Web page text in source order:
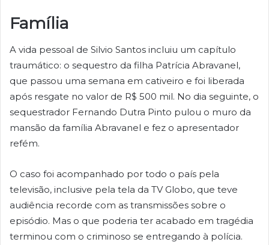
Família
A vida pessoal de Silvio Santos incluiu um capítulo
traumático: o sequestro da filha Patrícia Abravanel,
que passou uma semana em cativeiro e foi liberada
após resgate no valor de R$ 500 mil. No dia seguinte, o
sequestrador Fernando Dutra Pinto pulou o muro da
mansão da família Abravanel e fez o apresentador
refém.
O caso foi acompanhado por todo o país pela
televisão, inclusive pela tela da TV Globo, que teve
audiência recorde com as transmissões sobre o
episódio. Mas o que poderia ter acabado em tragédia
terminou com o criminoso se entregando à polícia.